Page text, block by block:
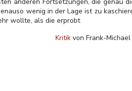
wenig in der Lage ist zu
wollte, als die erprobt
Kritik von Frank-